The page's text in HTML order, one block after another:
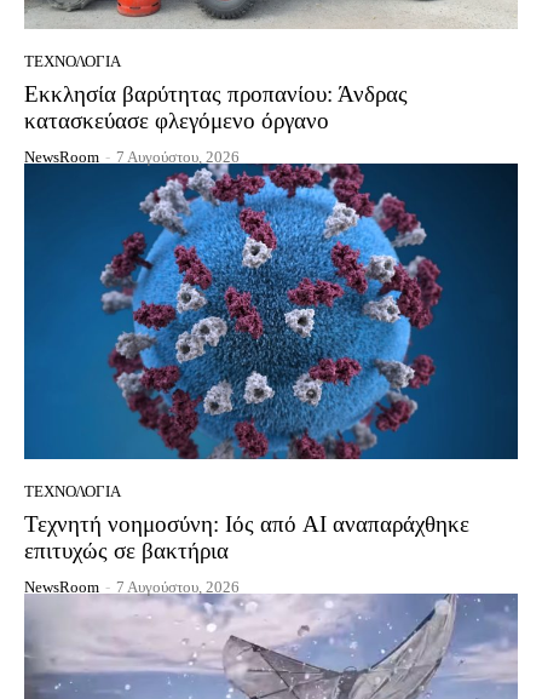
ΤΕΧΝΟΛΟΓΊΑ
Εκκλησία βαρύτητας προπανίου: Άνδρας
κατασκεύασε φλεγόμενο όργανο
NewsRoom - 7 Αυγούστου, 2026
ΤΕΧΝΟΛΟΓΊΑ
Τεχνητή νοημοσύνη: Ιός από AI αναπαράχθηκε
επιτυχώς σε βακτήρια
NewsRoom - 7 Αυγούστου, 2026